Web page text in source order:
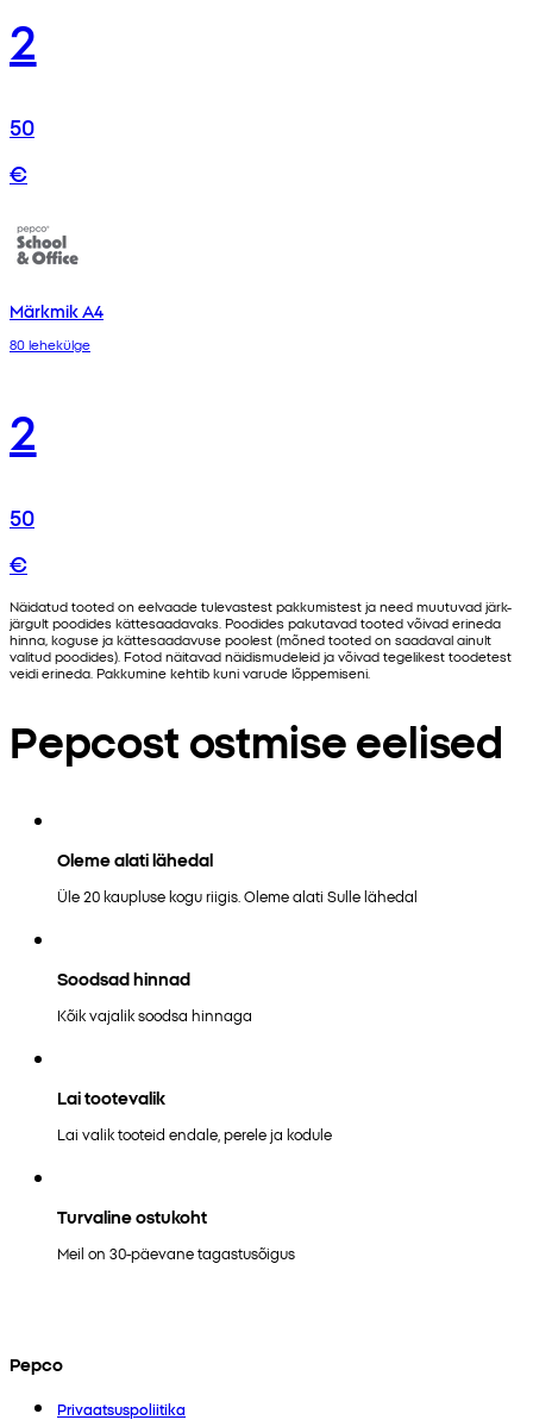
2
50
€
Märkmik A4
80 lehekülge
2
50
€
Näidatud tooted on eelvaade tulevastest pakkumistest ja need muutuvad järk-
järgult poodides kättesaadavaks. Poodides pakutavad tooted võivad erineda
hinna, koguse ja kättesaadavuse poolest (mõned tooted on saadaval ainult
valitud poodides). Fotod näitavad näidismudeleid ja võivad tegelikest toodetest
veidi erineda. Pakkumine kehtib kuni varude lõppemiseni.
Pepcost ostmise eelised
Oleme alati lähedal
Üle 20 kaupluse kogu riigis. Oleme alati Sulle lähedal
Soodsad hinnad
Kõik vajalik soodsa hinnaga
Lai tootevalik
Lai valik tooteid endale, perele ja kodule
Turvaline ostukoht
Meil on 30-päevane tagastusõigus
Pepco
Privaatsuspoliitika